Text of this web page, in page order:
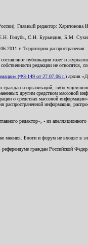
Главный редактор:
Голубь, С.Н. Бурындин, Б.М.
г. Территория распространения:
публикации газет и
редакции не относятся,
(ФЗ-149 от 27.07.06 г.) архив
граждан и организаций, либо
другим средством массовой
о средствах массовой информации».
информации,
редактор», - из апелляционного
мнения. Блоги и форум не входят в
граждан Российской